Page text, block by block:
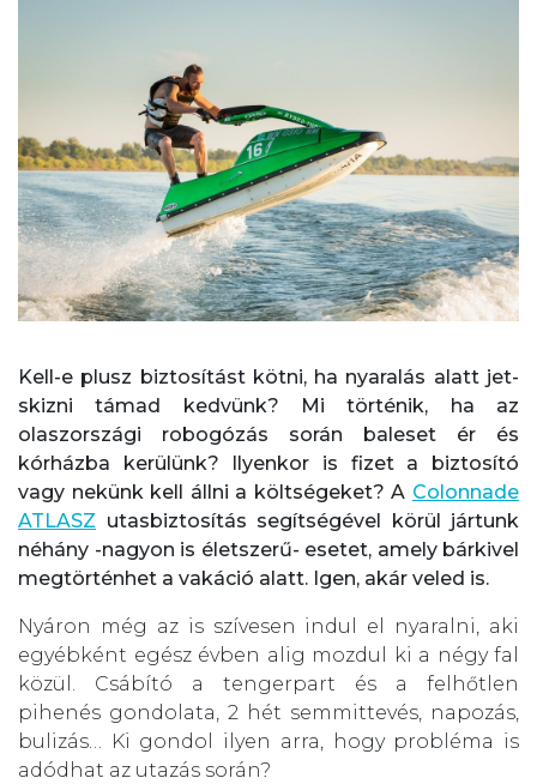
Kell-e plusz biztosítást kötni, ha nyaralás alatt jet-
skizni támad kedvünk? Mi történik, ha az
olaszországi robogózás során baleset ér és
kórházba kerülünk? Ilyenkor is fizet a biztosító
vagy nekünk kell állni a költségeket? A Colonnade
ATLASZ utasbiztosítás segítségével körül jártunk
néhány -nagyon is életszerű- esetet, amely bárkivel
megtörténhet a vakáció alatt. Igen, akár veled is.
Nyáron még az is szívesen indul el nyaralni, aki
egyébként egész évben alig mozdul ki a négy fal
közül. Csábító a tengerpart és a felhőtlen
pihenés gondolata, 2 hét semmittevés, napozás,
bulizás… Ki gondol ilyen arra, hogy probléma is
adódhat az utazás során?